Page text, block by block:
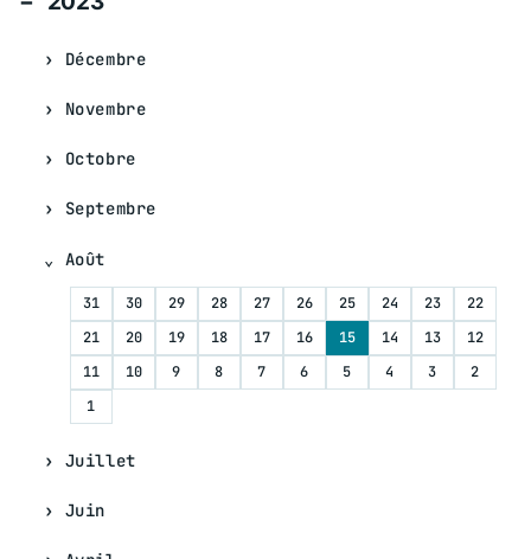
Décembre
Novembre
Octobre
Septembre
Août
31 30 29 28 27 26 25 24 23
22
21
20 19 18 17 16 15 14 13
12
11
10 9 8 7 6 5 4 3
2
1
Juillet
Juin